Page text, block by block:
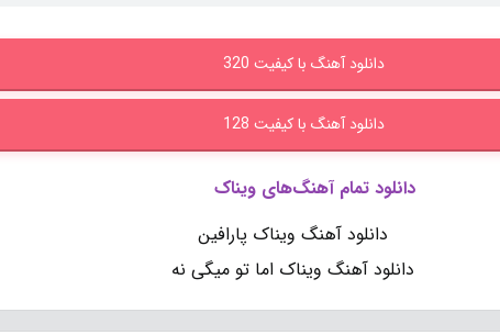
دانلود آهنگ با کیفیت 320
دانلود آهنگ با کیفیت 128
دانلود تمام آهنگ‌های ویناک
دانلود آهنگ ویناک پارافین
دانلود آهنگ ویناک اما تو میگی نه